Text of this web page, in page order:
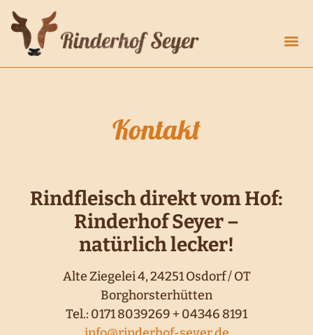
Kontakt
Rindfleisch direkt vom Hof:
Rinderhof Seyer –
natürlich lecker!
Alte Ziegelei 4, 24251 Osdorf / OT
Borghorsterhütten
Tel.: 0171 8039269‬ + 04346 8191